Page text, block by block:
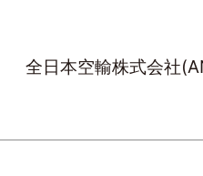
全日本空輸株式会社